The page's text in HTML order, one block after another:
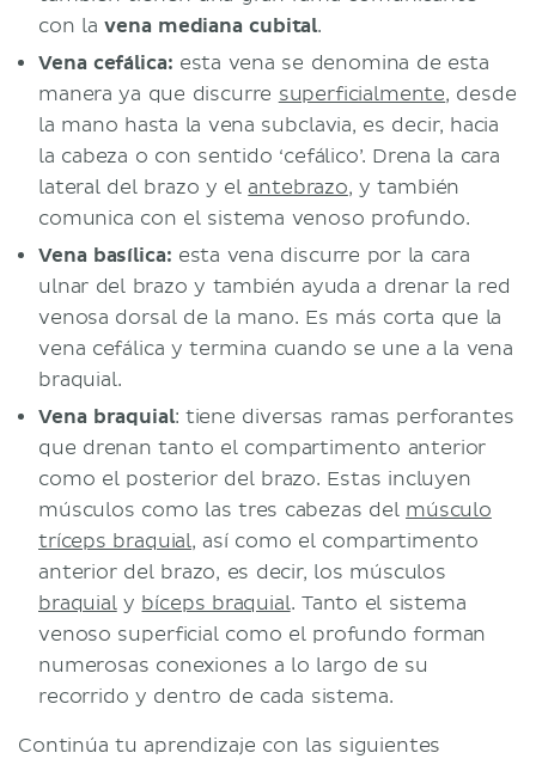
con lavena mediana cubital.
Vena cefálica: esta vena se denomina de esta
manera ya que discurre superficialmente, desde
la mano hasta la vena subclavia, es decir, hacia
la cabeza o con sentido ‘cefálico’. Drena la cara
lateral del brazo y el antebrazo, y también
comunica con el sistema venoso profundo.
Vena basílica: esta vena discurre por la cara
ulnar del brazo y también ayuda a drenar la red
venosa dorsal de la mano. Es más corta que la
vena cefálica y termina cuando se une a la vena
braquial.
Vena braquial: tiene diversas ramas perforantes
que drenan tanto el compartimento anterior
como el posterior del brazo. Estas incluyen
músculos como las tres cabezas del músculo
tríceps braquial, así como el compartimento
anterior del brazo, es decir, los músculos
braquialy bíceps braquial. Tanto el sistema
venoso superficial como el profundo forman
numerosas conexiones a lo largo de su
recorrido y dentro de cada sistema.
Continúa tu aprendizaje con las siguientes